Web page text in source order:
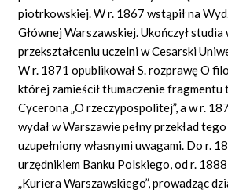
piotrkowskiej. W r. 1867 wstąpił na
Głównej Warszawskiej. Ukończył studia
przekształceniu uczelni w Cesarski
W r. 1871 opublikował S. rozprawę O
której zamieścił tłumaczenie
Cycerona „O rzeczypospolitej”, a w r.
wydał w Warszawie pełny przekład
uzupełniony własnymi uwagami. Do r.
urzędnikiem Banku Polskiego, od r.
„Kuriera Warszawskiego”, prowadząc